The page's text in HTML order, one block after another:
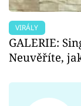
VIRÁLY
GALERIE:
Neuvěříte,